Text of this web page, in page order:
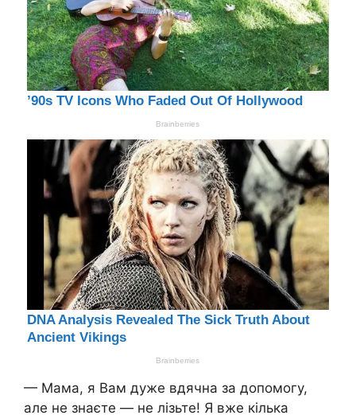
— Мама, я Вам дуже вдячна за допомогу,
але не знаєте — не лізьте! Я вже кілька